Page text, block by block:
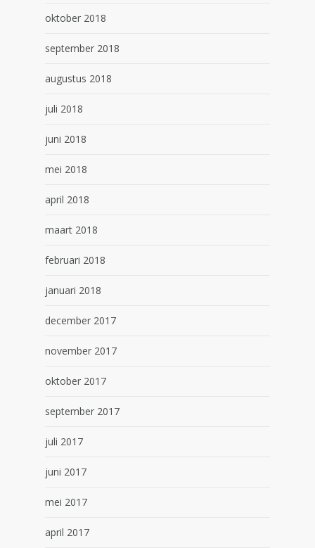
oktober 2018
september 2018
augustus 2018
juli 2018
juni 2018
mei 2018
april 2018
maart 2018
februari 2018
januari 2018
december 2017
november 2017
oktober 2017
september 2017
juli 2017
juni 2017
mei 2017
april 2017